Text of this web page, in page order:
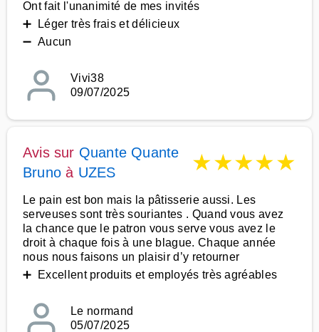
Ont fait l'unanimité de mes invités
➕ Léger très frais et délicieux
➖ Aucun
Vivi38
09/07/2025
Avis sur Quante Quante
Bruno à UZES ★★★★★
Le pain est bon mais la pâtisserie aussi. Les
serveuses sont très souriantes . Quand vous avez
la chance que le patron vous serve vous avez le
droit à chaque fois à une blague. Chaque année
nous nous faisons un plaisir d’y retourner
➕ Excellent produits et employés très agréables
Le normand
05/07/2025